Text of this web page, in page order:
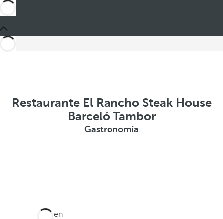
Restaurante El Rancho Steak House
Barceló Tambor
Gastronomía
Está en